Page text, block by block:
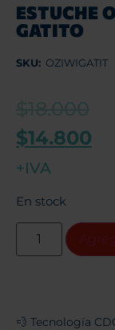
ESTUCHE
GATITO
SKU: OZIWIGATIT
$14.800
+IVA
En stock
💨 Tecnología